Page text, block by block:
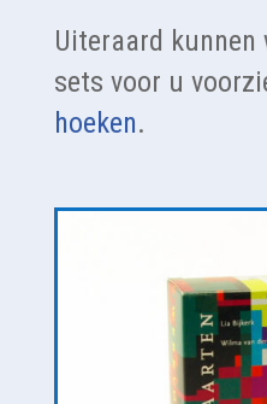
Uiteraard kunnen
sets voor u
hoeken.